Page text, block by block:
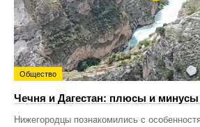
Общество
Чечня и Дагестан: плюсы и
Нижегородцы познакомились с